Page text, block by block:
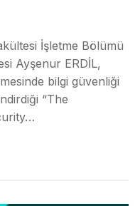
İşletme Bölümü
Ayşenur ERDİL,
bilgi güvenliği
“The